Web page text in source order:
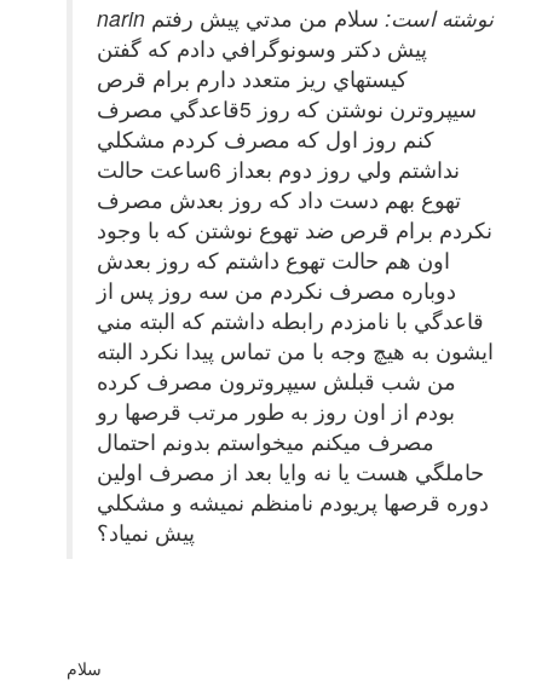
narin نوشته است: سلام من مدتي پيش رفتم
پيش دكتر وسونوگرافي دادم كه گفتن
كيستهاي ريز متعدد دارم برام قرص
سيپروترن نوشتن كه روز 5قاعدگي مصرف
كنم روز اول كه مصرف كردم مشكلي
نداشتم ولي روز دوم بعداز 6ساعت حالت
تهوع بهم دست داد كه روز بعدش مصرف
نكردم برام قرص ضد تهوع نوشتن كه با وجود
اون هم حالت تهوع داشتم كه روز بعدش
دوباره مصرف نكردم من سه روز پس از
قاعدگي با نامزدم رابطه داشتم كه البته مني
ايشون به هيچ وجه با من تماس پيدا نكرد البته
من شب قبلش سيپروترون مصرف كرده
بودم از اون روز به طور مرتب قرصها رو
مصرف ميكنم ميخواستم بدونم احتمال
حاملگي هست يا نه وايا بعد از مصرف اولين
دوره قرصها پريودم نامنظم نميشه و مشكلي
پيش نمياد؟
سلام